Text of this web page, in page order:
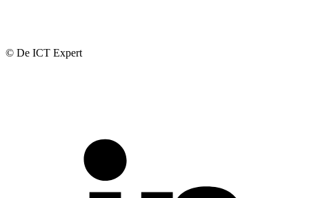
© De ICT Expert